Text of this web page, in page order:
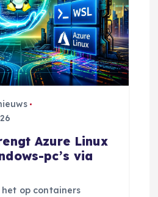
Azure Linux
pc’s via
op containers